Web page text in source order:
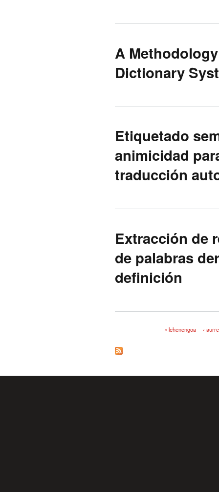
A
Dictionary
Etiquetado
animicidad
traducción
Extracción de
de palabras
definición
« lehenengoa ‹